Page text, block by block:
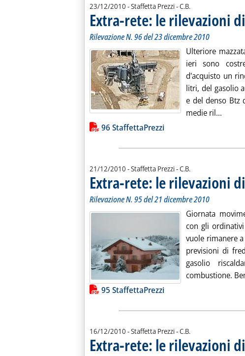
23/12/2010 - Staffetta Prezzi -di:
C.B.
Extra-rete: le rilevazioni
Rilevazione N. 96 del 23 dicembre 2010
Ulteriore
ieri sono
d'acquisto un
litri, del gasolio
e del denso Btz
medie ril...
Lista allegati PDF alla notizia
96 StaffettaPrezzi
21/12/2010 - Staffetta Prezzi -di:
C.B.
Extra-rete: le rilevazioni
Rilevazione N. 95 del 21 dicembre 2010
Giornata
con gli
vuole rimanere
previsioni di
gasolio
combustione.
Lista allegati PDF alla notizia
95 StaffettaPrezzi
16/12/2010 - Staffetta Prezzi -di:
C.B.
Extra-rete: le rilevazioni